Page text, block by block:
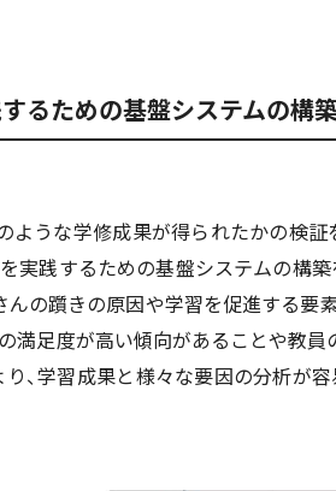
るための基盤システムの構築
ような学修成果が得られたかの検
を実践するための基盤システムの構
の躓きの原因や学習を促進する要
満足度が高い傾向があることや教
、学習成果と様々な要因の分析が